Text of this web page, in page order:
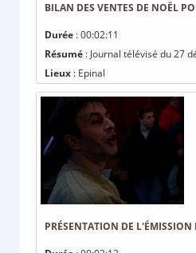
BILAN DES VENTES DE NOËL
Durée : 00:02:11
Résumé : Journal télévisé du 27
Lieux : Epinal
PRÉSENTATION DE